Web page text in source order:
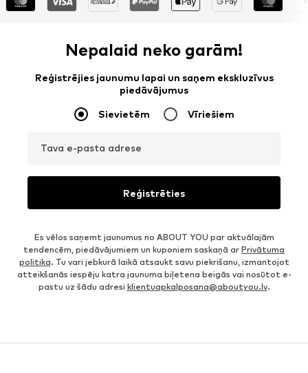
Nepalaid neko garām!
Reģistrējies jaunumu lapai un saņem ekskluzīvus
piedāvājumus
Sievietēm Vīriešiem
Tava e-pasta adrese
Reģistrēties
Es vēlos saņemt jaunumus no ABOUT YOU par aktuālajām
tendencēm, piedāvājumiem un kuponiem saskaņā ar Privātuma
politika. Tu vari jebkurā laikā atsaukt savu piekrišanu, izmantojot
atteikšanās iespēju katra jaunuma biļetena beigās vai nosūtot e-
pastu uz šādu adresi klientuapkalposana@aboutyou.lv.